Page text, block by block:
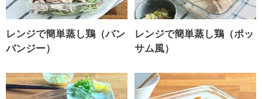
レンジで簡単蒸し鶏（バン
バンジー）
レンジで簡単蒸し鶏（ポッ
サム風）